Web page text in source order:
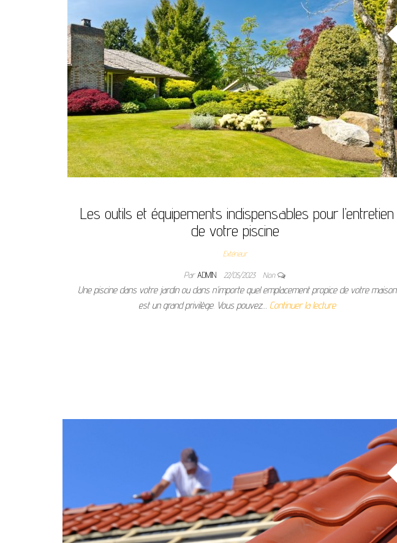
Les outils et équipements indispensables pour l’entretien
de votre piscine
Extérieur
ParADMIN 22/05/2023 Non
Une piscine dans votre jardin ou dans n’importe quel emplacement propice de votre maison
est un grand privilège. Vous pouvez… Continuer la lecture